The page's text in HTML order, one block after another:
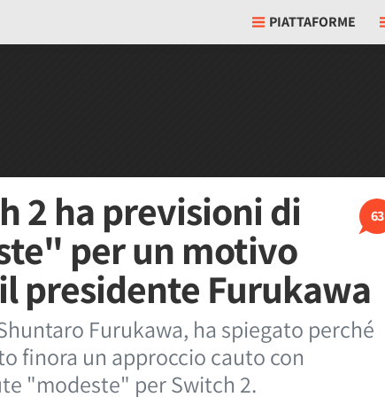
PIATTAFORME
63
2 ha previsioni di
per un motivo
presidente Furukawa
Furukawa, ha spiegato perché
finora un approccio cauto con
"modeste" per Switch 2.